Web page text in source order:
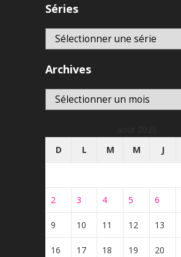
Séries
Archives
Archives
D
L M M J
2 3 4 5 6
9 10 11 12 13
16 17 18 19 20